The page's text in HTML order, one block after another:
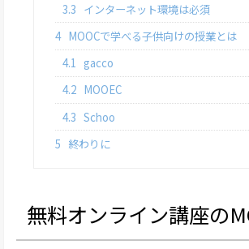
3.3 インターネット環境は必須
4 MOOCで学べる子供向けの授業とは
4.1 gacco
4.2 MOOEC
4.3 Schoo
5 終わりに
無料オンライン講座の